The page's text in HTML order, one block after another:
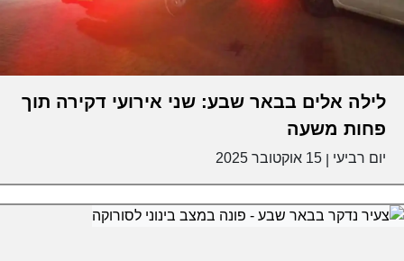
לילה אלים בבאר שבע: שני אירועי דקירה תוך
פחות משעה
יום רביעי 15 אוקטובר 2025